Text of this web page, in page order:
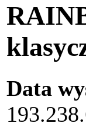
Data